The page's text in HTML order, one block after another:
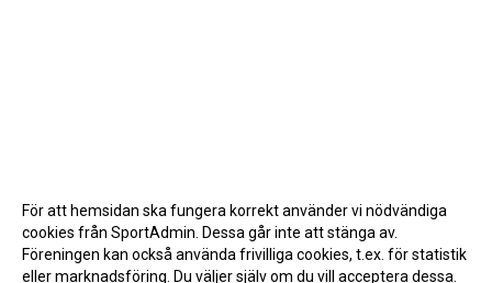
För att hemsidan ska fungera korrekt använder vi nödvändiga
cookies från SportAdmin. Dessa går inte att stänga av.
Föreningen kan också använda frivilliga cookies, t.ex. för statistik
eller marknadsföring. Du väljer själv om du vill acceptera dessa.